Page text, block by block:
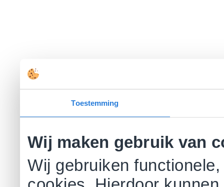
Toestemming
Wij maken gebruik van
Wij gebruiken